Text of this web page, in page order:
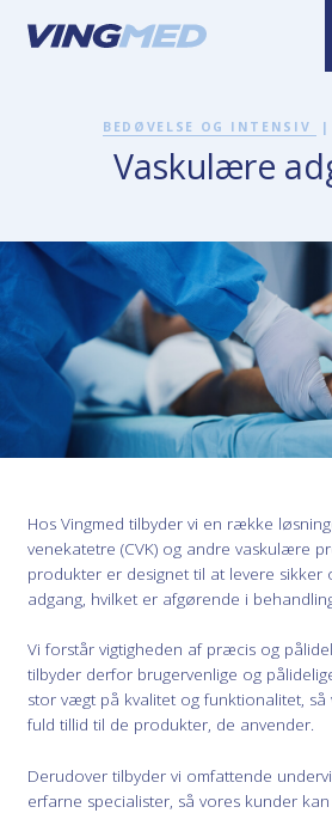
BEDØVELSE OG INTENSIV |
Vaskulære
Hos Vingmed tilbyder vi en række
venekatetre (CVK) og andre vaskulære
produkter er designet til at levere sikker
adgang, hvilket er afgørende i
Vi forstår vigtigheden af præcis og
tilbyder derfor brugervenlige og
stor vægt på kvalitet og funktionalitet,
fuld tillid til de produkter, de anvender.
Derudover tilbyder vi omfattende
erfarne specialister, så vores kunder